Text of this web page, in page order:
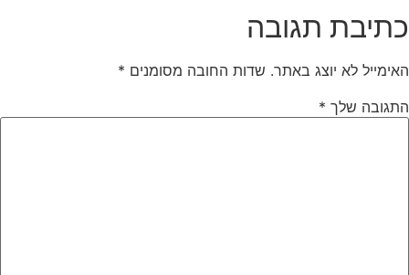
כתיבת תגובה
האימייל לא יוצג באתר. שדות החובה מסומנים *
התגובה שלך *